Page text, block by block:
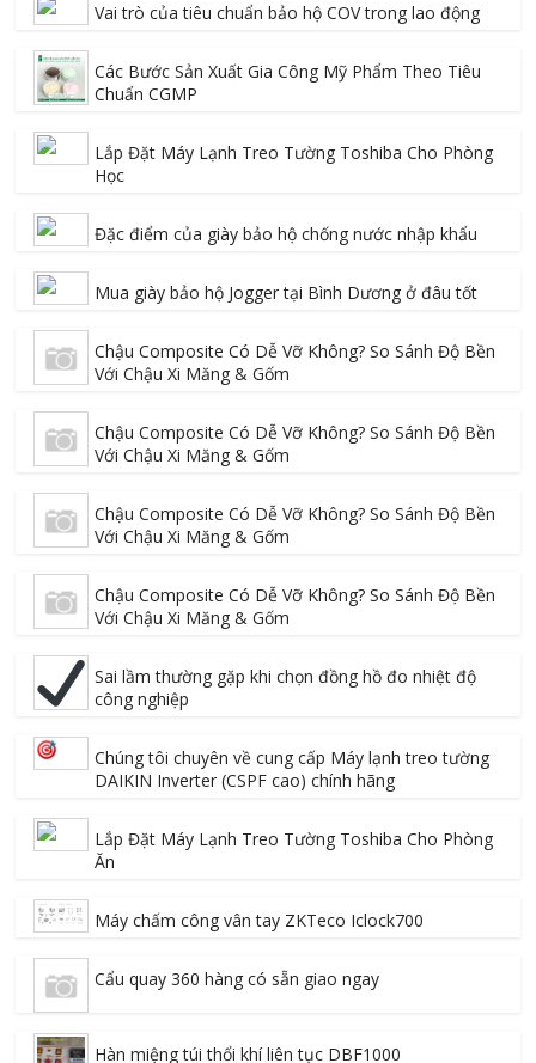
Vai trò của tiêu chuẩn bảo hộ COV trong lao động
Các Bước Sản Xuất Gia Công Mỹ Phẩm Theo Tiêu
Chuẩn CGMP
Lắp Đặt Máy Lạnh Treo Tường Toshiba Cho Phòng
Học
Đặc điểm của giày bảo hộ chống nước nhập khẩu
Mua giày bảo hộ Jogger tại Bình Dương ở đâu tốt
Chậu Composite Có Dễ Vỡ Không? So Sánh Độ Bền
Với Chậu Xi Măng & Gốm
Chậu Composite Có Dễ Vỡ Không? So Sánh Độ Bền
Với Chậu Xi Măng & Gốm
Chậu Composite Có Dễ Vỡ Không? So Sánh Độ Bền
Với Chậu Xi Măng & Gốm
Chậu Composite Có Dễ Vỡ Không? So Sánh Độ Bền
Với Chậu Xi Măng & Gốm
Sai lầm thường gặp khi chọn đồng hồ đo nhiệt độ
công nghiệp
Chúng tôi chuyên về cung cấp Máy lạnh treo tường
DAIKIN Inverter (CSPF cao) chính hãng
Lắp Đặt Máy Lạnh Treo Tường Toshiba Cho Phòng
Ăn
Máy chấm công vân tay ZKTeco Iclock700
Cẩu quay 360 hàng có sẵn giao ngay
Hàn miệng túi thổi khí liên tục DBF1000